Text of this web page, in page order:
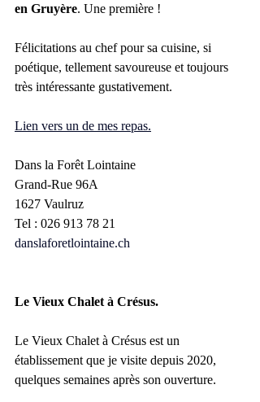
en Gruyère. Une première !
Félicitations au chef pour sa cuisine, si
poétique, tellement savoureuse et toujours
très intéressante gustativement.
Lien vers un de mes repas.
Dans la Forêt Lointaine
Grand-Rue 96A
1627 Vaulruz
Tel : 026 913 78 21
danslaforetlointaine.ch
Le Vieux Chalet à Crésus.
Le Vieux Chalet à Crésus est un
établissement que je visite depuis 2020,
quelques semaines après son ouverture.